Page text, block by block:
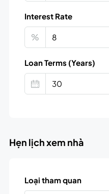
Interest Rate
%
Loan Terms (Years)
Hẹn lịch xem nhà
Loại tham quan